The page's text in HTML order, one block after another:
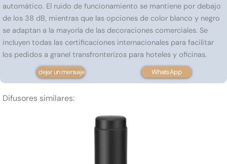
automático. El ruido de funcionamiento se mantiene por debajo
de los 38 dB, mientras que las opciones de color blanco y negro
se adaptan a la mayoría de las decoraciones comerciales. Se
incluyen todas las certificaciones internacionales para facilitar
los pedidos a granel transfronterizos para hoteles y oficinas.
dejar un mensaje WhatsApp
Difusores similares: